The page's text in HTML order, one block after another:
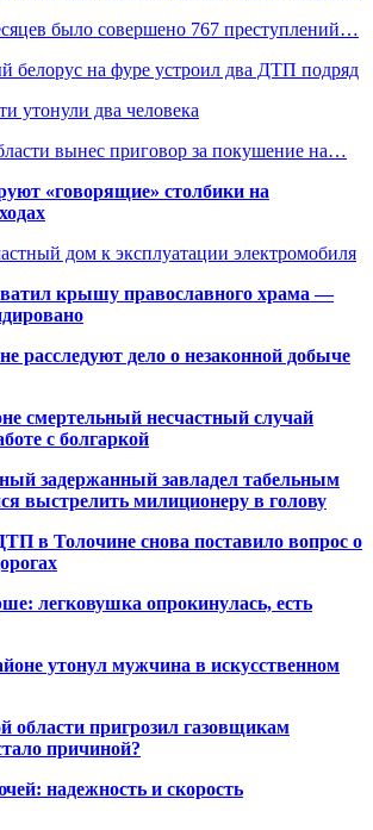
было совершено 767 преступлений…
белорус на фуре устроил два ДТП подряд
утонули два человека
вынес приговор за покушение на…
«говорящие» столбики на
дом к эксплуатации электромобиля
крышу православного храма —
расследуют дело о незаконной добыче
смертельный несчастный случай
с болгаркой
задержанный завладел табельным
выстрелить милиционеру в голову
в Толочине снова поставило вопрос о
легковушка опрокинулась, есть
утонул мужчина в искусственном
области пригрозил газовщикам
причиной?
надежность и скорость